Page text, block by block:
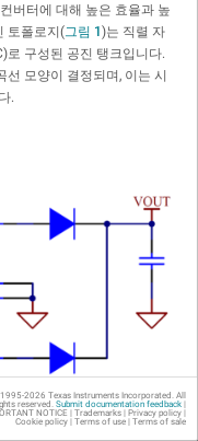
버터에 대해 높은 효율과 높
토폴로지(그림 1)는 직렬 자
로 구성된 공진 탱크입니다.
모양이 결정되며, 이는 시
.
계에서는 매개 변수 값을 선택하면
2026 Texas Instruments Incorporated. All
reserved. Submit documentation feedback|
NOTICE | Trademarks| Privacy policy|
Cookie policy| Terms of use| Terms of sale